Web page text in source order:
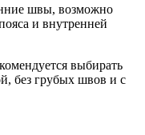
швы, возможно
и внутренней
выбирать
без грубых швов и с